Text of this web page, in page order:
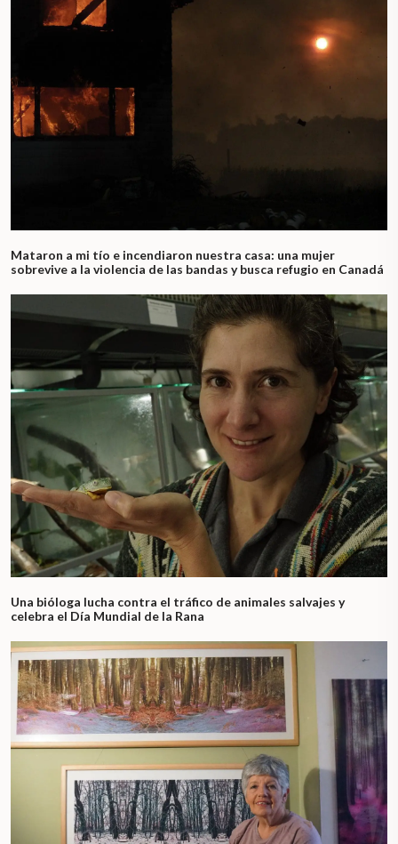
Mataron a mi tío e incendiaron nuestra casa: una mujer
sobrevive a la violencia de las bandas y busca refugio en Canadá
Una bióloga lucha contra el tráfico de animales salvajes y
celebra el Día Mundial de la Rana